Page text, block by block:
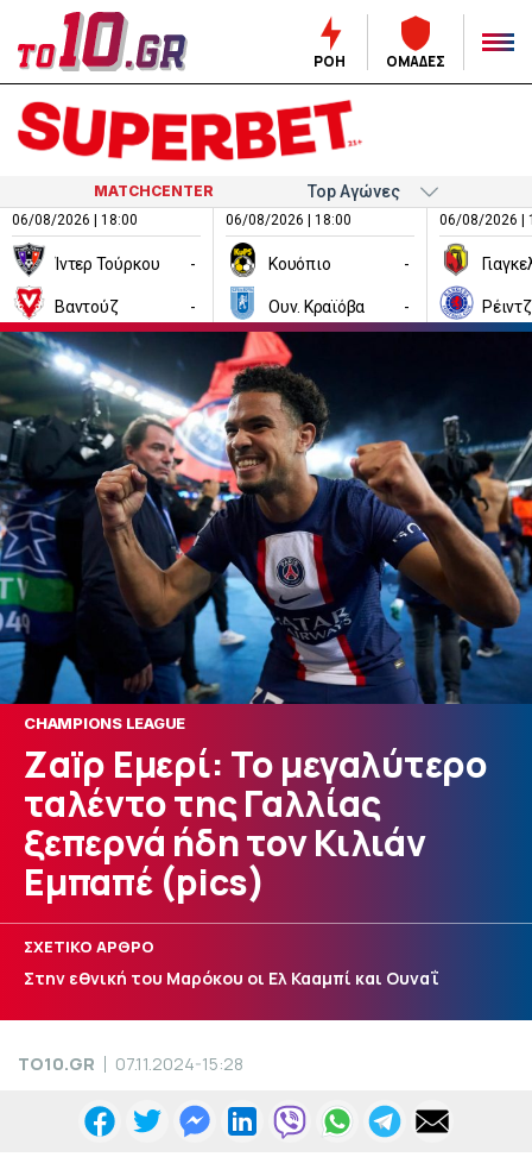
ΡΟΗ ΟΜΑΔΕΣ
MATCHCENTER
06/08/2026 | 18:00
Ίντερ Τούρκου -
Βαντούζ -
06/08/2026 | 18:00
Κουόπιο -
Ουν. Κραϊόβα -
06/08/2026 |
CHAMPIONS LEAGUE
Zαïρ Εμερί: Το μεγαλύτερο
ταλέντο της Γαλλίας
ξεπερνά ήδη τον Κιλιάν
Εμπαπέ (pics)
ΣΧΕΤΙΚΟ ΑΡΘΡΟ
Στην εθνική του Μαρόκου οι Ελ Κααμπί και Ουναΐ
TO10.GR 07.11.2024-15:28